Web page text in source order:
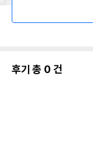
후기 총 0 건